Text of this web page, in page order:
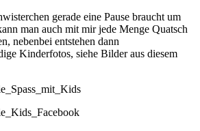
gerade eine Pause braucht um
man auch mit mir jede Menge Quatsch
nebenbei entstehen dann
Kinderfotos, siehe Bilder aus diesem